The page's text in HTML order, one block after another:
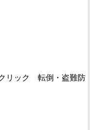
リック 転倒・盗難防